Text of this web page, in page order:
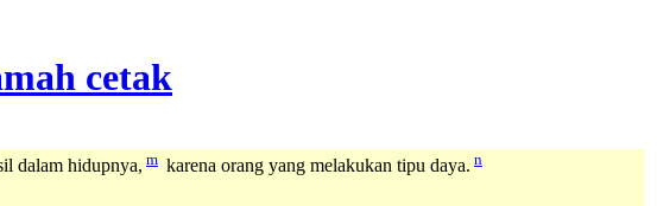
dalam hidupnya, m karena orang yang melakukan tipu daya. n